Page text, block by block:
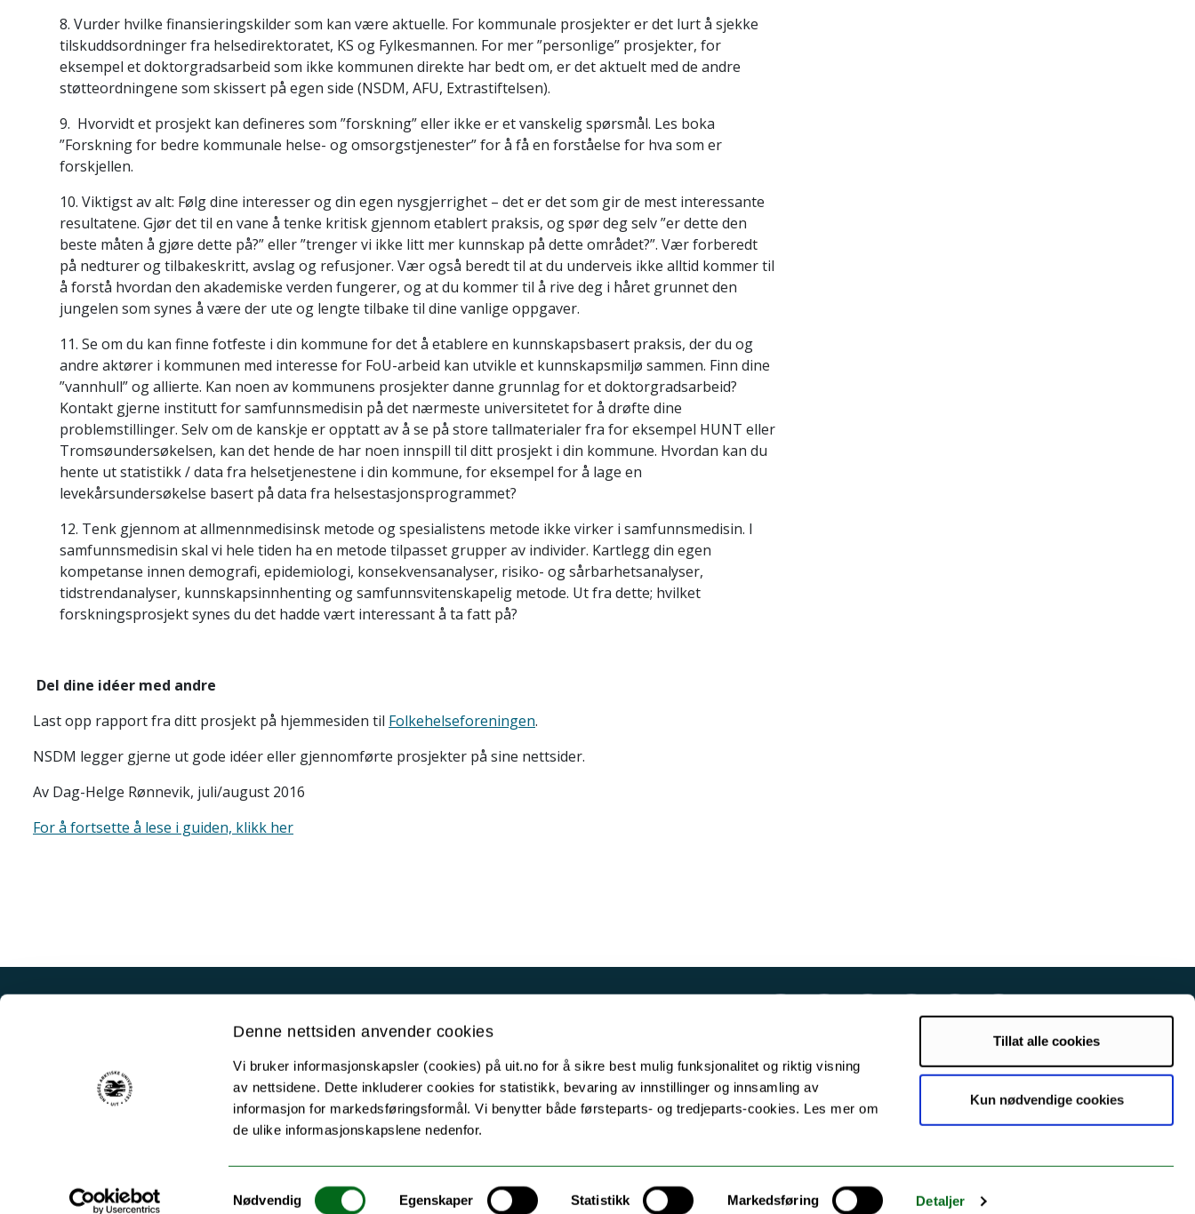
Denne nettsiden anvender cookies
Vi bruker informasjonskapsler (cookies) på uit.no for å sikre best mulig funksjonalitet og riktig visning
av nettsidene. Dette inkluderer cookies for statistikk, bevaring av innstillinger og innsamling av
informasjon for markedsføringsformål. Vi benytter både førsteparts- og tredjeparts-cookies. Les mer om
de ulike informasjonskapslene nedenfor.
Samtykkevalg
Nødvendig Egenskaper Statistikk Markedsføring Detaljer
Tillat alle cookies
Kun nødvendige cookies
8. Vurder hvilke finansieringskilder som kan være aktuelle. For kommunale prosjekter er det lurt å sjekke
tilskuddsordninger fra helsedirektoratet, KS og Fylkesmannen. For mer ”personlige” prosjekter, for
eksempel et doktorgradsarbeid som ikke kommunen direkte har bedt om, er det aktuelt med de andre
støtteordningene som skissert på egen side (NSDM, AFU, Extrastiftelsen).
9. Hvorvidt et prosjekt kan defineres som ”forskning” eller ikke er et vanskelig spørsmål. Les boka
”Forskning for bedre kommunale helse- og omsorgstjenester” for å få en forståelse for hva som er
forskjellen.
10. Viktigst av alt: Følg dine interesser og din egen nysgjerrighet – det er det som gir de mest interessante
resultatene. Gjør det til en vane å tenke kritisk gjennom etablert praksis, og spør deg selv ”er dette den
beste måten å gjøre dette på?” eller ”trenger vi ikke litt mer kunnskap på dette området?”. Vær forberedt
på nedturer og tilbakeskritt, avslag og refusjoner. Vær også beredt til at du underveis ikke alltid kommer til
å forstå hvordan den akademiske verden fungerer, og at du kommer til å rive deg i håret grunnet den
jungelen som synes å være der ute og lengte tilbake til dine vanlige oppgaver.
11. Se om du kan finne fotfeste i din kommune for det å etablere en kunnskapsbasert praksis, der du og
andre aktører i kommunen med interesse for FoU-arbeid kan utvikle et kunnskapsmiljø sammen. Finn dine
”vannhull” og allierte. Kan noen av kommunens prosjekter danne grunnlag for et doktorgradsarbeid?
Kontakt gjerne institutt for samfunnsmedisin på det nærmeste universitetet for å drøfte dine
problemstillinger. Selv om de kanskje er opptatt av å se på store tallmaterialer fra for eksempel HUNT eller
Tromsøundersøkelsen, kan det hende de har noen innspill til ditt prosjekt i din kommune. Hvordan kan du
hente ut statistikk / data fra helsetjenestene i din kommune, for eksempel for å lage en
levekårsundersøkelse basert på data fra helsestasjonsprogrammet?
12. Tenk gjennom at allmennmedisinsk metode og spesialistens metode ikke virker i samfunnsmedisin. I
samfunnsmedisin skal vi hele tiden ha en metode tilpasset grupper av individer. Kartlegg din egen
kompetanse innen demografi, epidemiologi, konsekvensanalyser, risiko- og sårbarhetsanalyser,
tidstrendanalyser, kunnskapsinnhenting og samfunnsvitenskapelig metode. Ut fra dette; hvilket
forskningsprosjekt synes du det hadde vært interessant å ta fatt på?
Del dine idéer med andre
Last opp rapport fra ditt prosjekt på hjemmesiden til Folkehelseforeningen.
NSDM legger gjerne ut gode idéer eller gjennomførte prosjekter på sine nettsider.
Av Dag-Helge Rønnevik, juli/august 2016
For å fortsette å lese i guiden, klikk her
Driftsmeldinger
Personvern ved UiT
Sikkerhet, beredskap og personvern
Tilgjengelighetserklæring
For media
For skoler
Ledige stillinger
English website
Logg inn